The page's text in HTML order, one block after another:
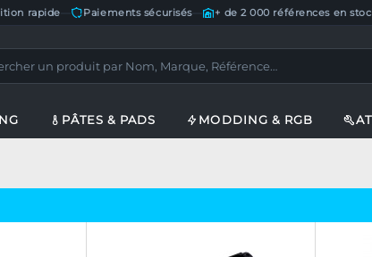
rapide Paiements sécurisés— + de 2 000 références en
PÂTES & PADS MODDING & RGB